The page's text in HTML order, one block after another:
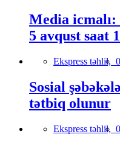
Media icmalı:
5 avqust saat
Ekspress təhlil,
Sosial
tətbiq olunur
Ekspress təhlil,